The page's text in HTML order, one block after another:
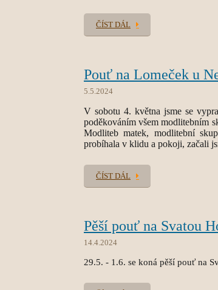
ČÍST DÁL
Pouť na Lomeček u
5.5.2024
V sobotu 4. května jsme se
poděkováním všem modlitebním
Modliteb matek, modlitební
probíhala v klidu a pokoji, začali
ČÍST DÁL
Pěší pouť na Svatou
14.4.2024
29.5. - 1.6. se koná pěší pouť na